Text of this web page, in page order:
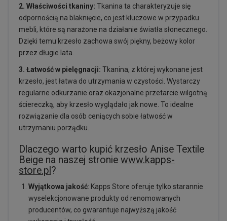
2. Właściwości tkaniny: Tkanina ta charakteryzuje się
odpornością na blaknięcie, co jest kluczowe w przypadku
mebli, które są narażone na działanie światła słonecznego.
Dzięki temu krzesło zachowa swój piękny, beżowy kolor
przez długie lata.
3. Łatwość w pielęgnacji: Tkanina, z której wykonane jest
krzesło, jest łatwa do utrzymania w czystości. Wystarczy
regularne odkurzanie oraz okazjonalne przetarcie wilgotną
ściereczką, aby krzesło wyglądało jak nowe. To idealne
rozwiązanie dla osób ceniących sobie łatwość w
utrzymaniu porządku.
Dlaczego warto kupić krzesło Anise Textile
Beige na naszej stronie www.kapps-
store.pl ?
Wyjątkowa jakość: Kapps Store oferuje tylko starannie
wyselekcjonowane produkty od renomowanych
producentów, co gwarantuje najwyższą jakość